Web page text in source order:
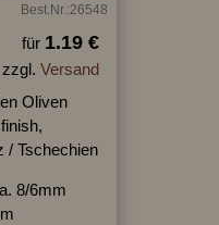
Best.Nr.:26548
für 1.19 €
zzgl. Versand
Oliven
/ Tschechien
8/6mm